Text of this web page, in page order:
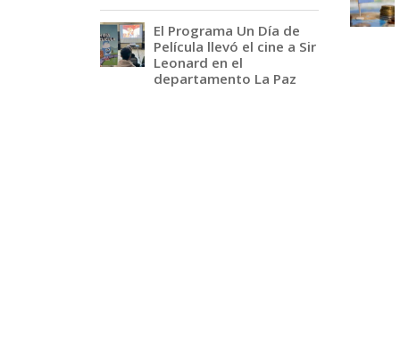
El Programa Un Día de
Película llevó el cine a Sir
Leonard en el
departamento La Paz